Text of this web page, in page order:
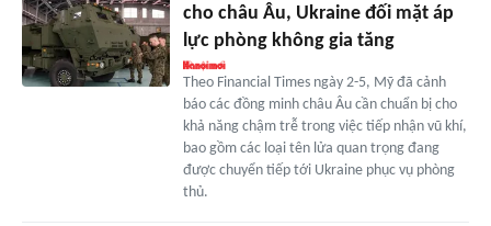
cho châu Âu, Ukraine đối mặt áp
lực phòng không gia tăng
Theo Financial Times ngày 2-5, Mỹ đã cảnh
báo các đồng minh châu Âu cần chuẩn bị cho
khả năng chậm trễ trong việc tiếp nhận vũ khí,
bao gồm các loại tên lửa quan trọng đang
được chuyển tiếp tới Ukraine phục vụ phòng
thủ.